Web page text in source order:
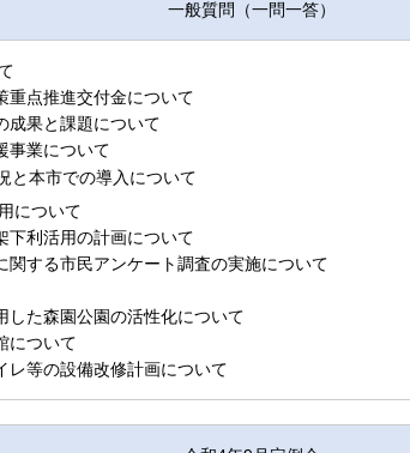
一般質問（一問一答）
重点推進交付金について
成果と課題について
事業について
と本市での導入について
について
下利活用の計画について
関する市民アンケート調査の実施について
した森園公園の活性化について
について
レ等の設備改修計画について